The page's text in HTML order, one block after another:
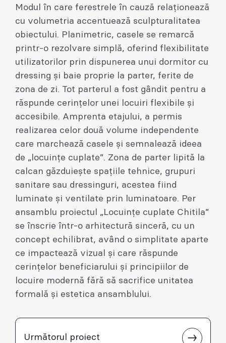
Modul în care ferestrele în cauză relaționează
cu volumetria accentuează sculpturalitatea
obiectului. Planimetric, casele se remarcă
printr-o rezolvare simplă, oferind flexibilitate
utilizatorilor prin dispunerea unui dormitor cu
dressing și baie proprie la parter, ferite de
zona de zi. Tot parterul a fost gândit pentru a
răspunde cerințelor unei locuiri flexibile și
accesibile. Amprenta etajului, a permis
realizarea celor două volume independente
care marchează casele și semnalează ideea
de „locuințe cuplate”. Zona de parter lipită la
calcan găzduiește spațiile tehnice, grupuri
sanitare sau dressinguri, acestea fiind
luminate și ventilate prin luminatoare. Per
ansamblu proiectul „Locuințe cuplate Chitila”
se înscrie într-o arhitectură sinceră, cu un
concept echilibrat, având o simplitate aparte
ce impactează vizual și care răspunde
cerințelor beneficiarului și principiilor de
locuire modernă fără să sacrifice unitatea
formală și estetica ansamblului.
Următorul proiect